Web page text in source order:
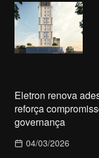
Eletron renova
reforça
governança
04/03/2026